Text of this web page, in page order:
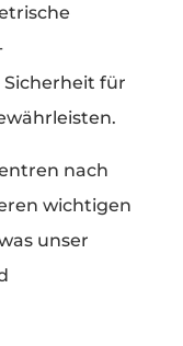
für
nach
wichtigen
unser